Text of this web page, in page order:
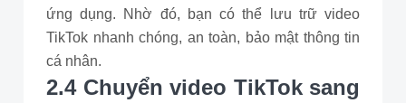
ứng dụng. Nhờ đó, bạn có thể lưu trữ video
TikTok nhanh chóng, an toàn, bảo mật thông tin
cá nhân.
2.4 Chuyển video TikTok sang